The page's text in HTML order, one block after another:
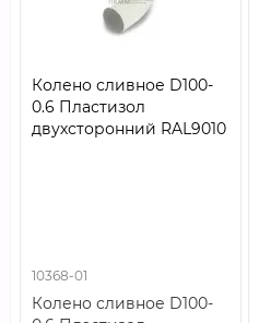
Колено сливное D100-
0.6 Пластизол
двухсторонний RAL9010
10368-01
Колено сливное D100-